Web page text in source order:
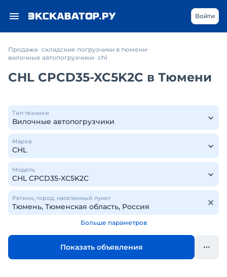
Войти
Продажа складские погрузчики в тюмени
вилочные автопогрузчики chl
CHL CPCD35-XC5K2C в Тюмени
Тип техники
Марка
Модель
Регион, город, населенный пункт
Больше параметров
Показать объявления